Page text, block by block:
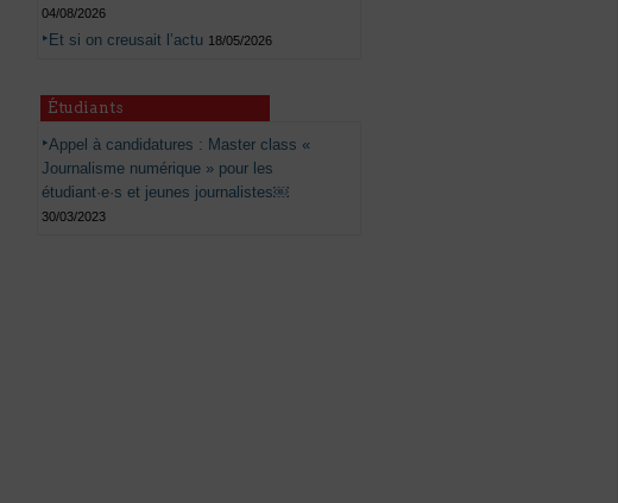
04/08/2026
Et si on creusait l’actu 18/05/2026
Étudiants
Appel à candidatures : Master class «
Journalisme numérique » pour les
étudiant·e·s et jeunes journalistes￼
30/03/2023